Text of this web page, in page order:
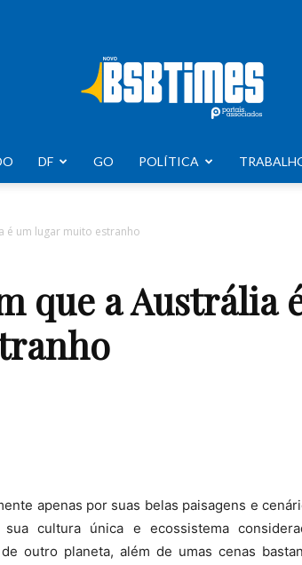
Times
DF GO POLÍTICA
é um lugar muito estranho
que a Austrália
apenas por suas belas paisagens e
cultura única e ecossistema
outro planeta, além de umas cenas